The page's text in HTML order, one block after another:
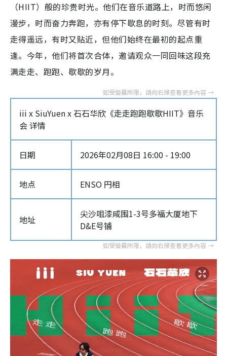
（HIIT）般的珍贵时光。他们在音乐道路上，时而悠闲
漫步，时而奋力奔跑，亦有停下歇息的时刻。尽管有时
走得遥远，有时又贴近，但他们始终在最初的起点重
逢。今年，他们将首次合体，邀请观众一同回味这段充
满走走、跑跑、歇歇的岁月。
iii x SiuYuen x 石石华欣《走走跑跑歇歇HIIT》音乐
会 详情
日期 2026年02月08日 16:00 - 19:00
地点 ENSO 円相
地址
尖沙咀漆咸围1-3号多福大厦地下
D&E号铺